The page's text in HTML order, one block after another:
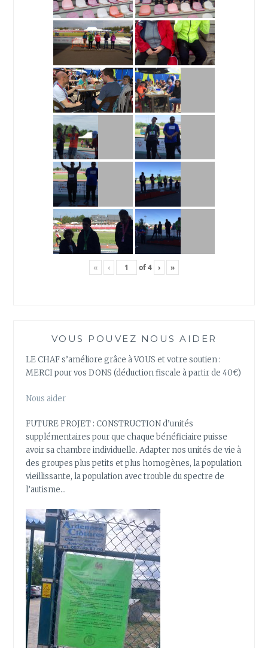
« ‹ of4 › »
VOUS POUVEZ NOUS AIDER
LE CHAF s’améliore grâce à VOUS et votre soutien :
MERCI pour vos DONS (déduction fiscale à partir de 40€)
Nous aider
FUTURE PROJET : CONSTRUCTION d’unités
supplémentaires pour que chaque bénéficiaire puisse
avoir sa chambre individuelle. Adapter nos unités de vie à
des groupes plus petits et plus homogènes, la population
vieillissante, la population avec trouble du spectre de
l’autisme…